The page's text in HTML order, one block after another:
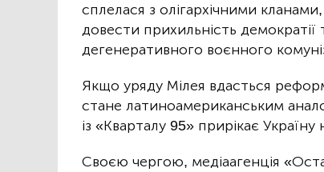
сплелася з олігархічними
довести прихильність демократії
дегенеративного воєнного
Якщо уряду Мілея вдасться
стане латиноамериканським
із «Кварталу 95» прирікає
Своєю чергою, медіаагенція